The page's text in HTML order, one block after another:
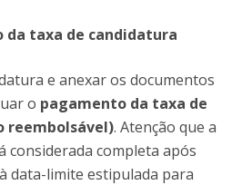
da taxa de candidatura
e anexar os documentos
o pagamento da taxa de
reembolsável). Atenção que a
considerada completa após
data-limite estipulada para